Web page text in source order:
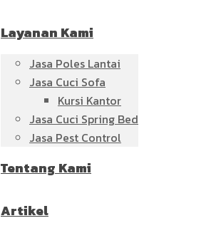
Layanan Kami
Jasa Poles Lantai
Jasa Cuci Sofa
Kursi Kantor
Jasa Cuci Spring Bed
Jasa Pest Control
Tentang Kami
Artikel